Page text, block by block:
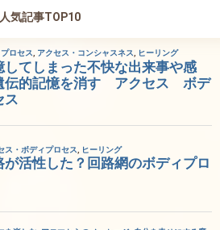
人気記事TOP10